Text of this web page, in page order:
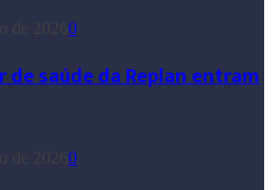
0
saúde da Replan entram
0